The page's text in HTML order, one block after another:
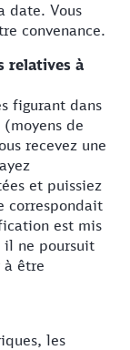
date. Vous
convenance.
relatives à
figurant dans
de
recevez une
et puissiez
correspondait
est mis
il ne poursuit
être
les